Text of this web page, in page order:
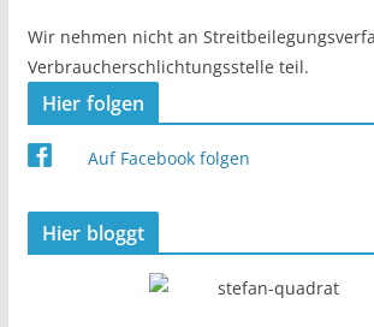
Wir nehmen nicht an
Verbraucherschlichtungsstelle teil.
Hier folgen
Auf Facebook folgen
Hier bloggt